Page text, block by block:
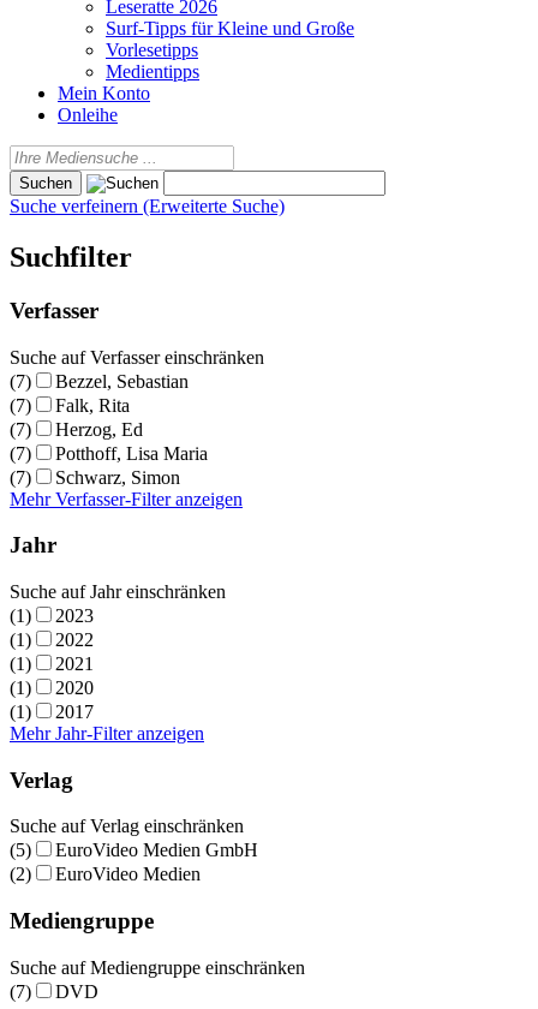
Leseratte 2026
Surf-Tipps für Kleine und Große
Vorlesetipps
Medientipps
Mein Konto
Onleihe
Suche verfeinern (Erweiterte Suche)
Suchfilter
Verfasser
Suche auf Verfasser einschränken
(7)
Bezzel, Sebastian
(7)
Falk, Rita
(7)
Herzog, Ed
(7)
Potthoff, Lisa Maria
(7)
Schwarz, Simon
Mehr Verfasser-Filter anzeigen
Jahr
Suche auf Jahr einschränken
(1)
2023
(1)
2022
(1)
2021
(1)
2020
(1)
2017
Mehr Jahr-Filter anzeigen
Verlag
Suche auf Verlag einschränken
(5)
EuroVideo Medien GmbH
(2)
EuroVideo Medien
Mediengruppe
Suche auf Mediengruppe einschränken
(7)
DVD